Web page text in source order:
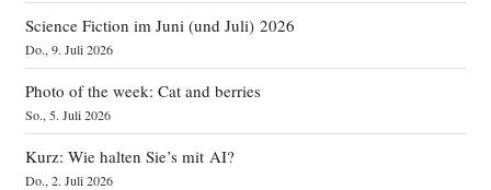
Science Fiction im Juni (und Juli) 2026
Do., 9. Juli 2026
Photo of the week: Cat and berries
So., 5. Juli 2026
Kurz: Wie halten Sie’s mit AI?
Do., 2. Juli 2026